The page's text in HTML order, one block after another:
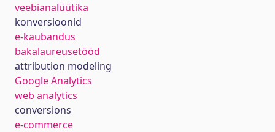
veebianalüütika
konversioonid
e-kaubandus
bakalaureusetööd
attribution modeling
Google Analytics
web analytics
conversions
e-commerce